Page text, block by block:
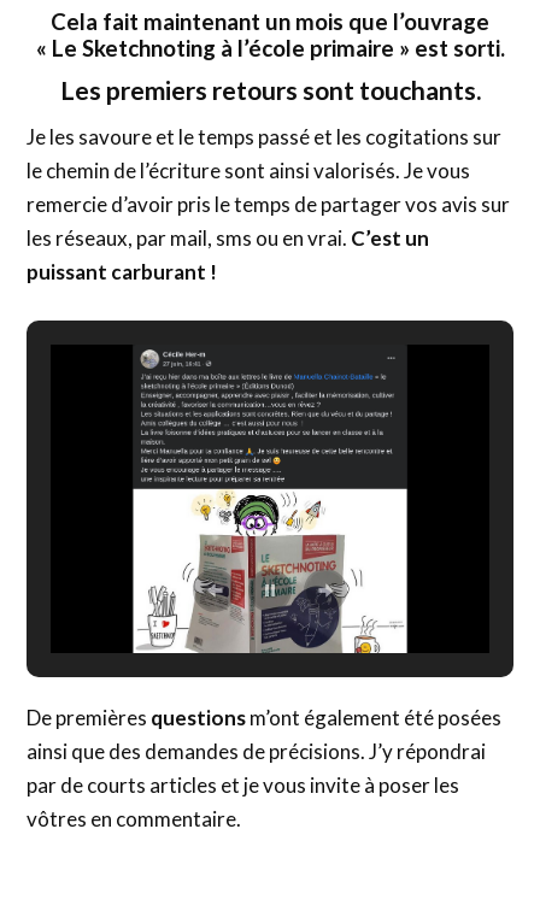
Cela fait maintenant un mois que l’ouvrage
« Le Sketchnoting à l’école primaire » est sorti.
Les premiers retours sont touchants.
Je les savoure et le temps passé et les cogitations sur
le chemin de l’écriture sont ainsi valorisés. Je vous
remercie d’avoir pris le temps de partager vos avis sur
les réseaux, par mail, sms ou en vrai. C’est un
puissant carburant !
De premières questionsm’ont également été posées
ainsi que des demandes de précisions. J’y répondrai
par de courts articles et je vous invite à poser les
vôtres en commentaire.